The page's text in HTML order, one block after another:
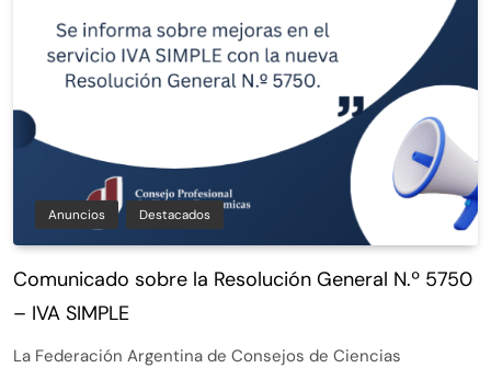
Anuncios Destacados
Comunicado sobre la Resolución General N.º 5750
– IVA SIMPLE
La Federación Argentina de Consejos de Ciencias